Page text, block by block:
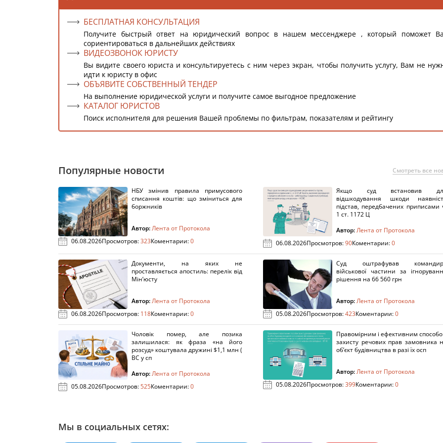
БЕСПЛАТНАЯ КОНСУЛЬТАЦИЯ
Получите быстрый ответ на юридический вопрос в нашем мессенджере , который поможет
сориентироваться в дальнейших действиях
ВИДЕОЗВОНОК ЮРИСТУ
Вы видите своего юриста и консультируетесь с ним через экран, чтобы получить услугу, Вам не
идти к юристу в офис
ОБЪЯВИТЕ СОБСТВЕННЫЙ ТЕНДЕР
На выполнение юридической услуги и получите самое выгодное предложение
КАТАЛОГ ЮРИСТОВ
Поиск исполнителя для решения Вашей проблемы по фильтрам, показателям и рейтингу
Популярные новости Смотреть все
НБУ змінив правила примусового
списання коштів: що зміниться для
боржників
Автор:Лента от Протокола
06.08.2026Просмотров:323Коментарии:0
Якщо суд встановив
відшкодування шкоди
підстав, передбачених приписами
1 ст. 1172 Ц
Автор:Лента от Протокола
06.08.2026Просмотров:90Коментарии:0
Документи, на яких не
проставляється апостиль: перелік від
Мін’юсту
Автор:Лента от Протокола
06.08.2026Просмотров: 118Коментарии:0
Суд оштрафував
військової частини за
рішення на 66 560 грн
Автор:Лента от Протокола
05.08.2026Просмотров:423Коментарии:0
Чоловік помер, але позика
залишилася: як фраза «на його
розсуд» коштувала дружині $1,1 млн (
ВС у сп
Автор:Лента от Протокола
05.08.2026Просмотров:525Коментарии:0
Правомірним і ефективним
захисту речових прав замовника
об’єкт будівництва в разі їх осп
Автор:Лента от Протокола
05.08.2026Просмотров:399Коментарии:0
Мы в социальных сетях: